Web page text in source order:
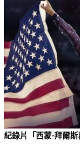
紀錄片「西蒙·拜爾